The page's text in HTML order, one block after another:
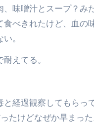
味噌汁とスープ？み
食べきれたけど、血の
。
えてる。
経過観察してもらっ
たけどなぜか早まっ